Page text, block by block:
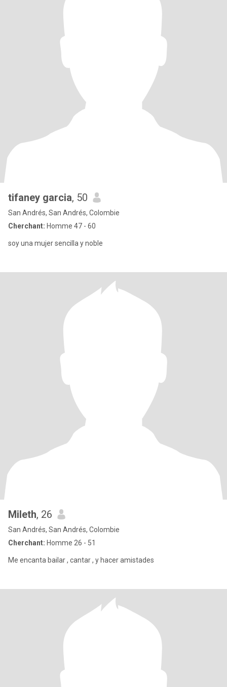
tifaney garcia, 50
San Andrés, San Andrés, Colombie
Cherchant: Homme 47 - 60
soy una mujer sencilla y noble
Mileth, 26
San Andrés, San Andrés, Colombie
Cherchant: Homme 26 - 51
Me encanta bailar , cantar , y hacer amistades